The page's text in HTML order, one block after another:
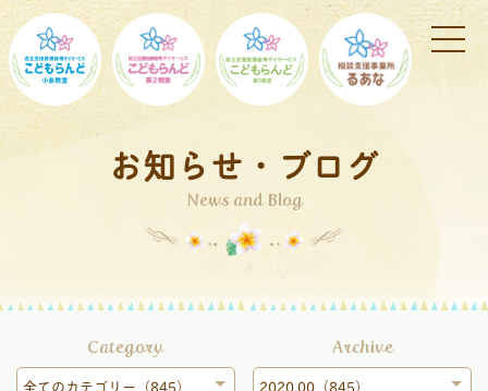
お知らせ・ブログ
News and Blog
Category
全てのカテゴリー（845）
Archive
2020.00（845）